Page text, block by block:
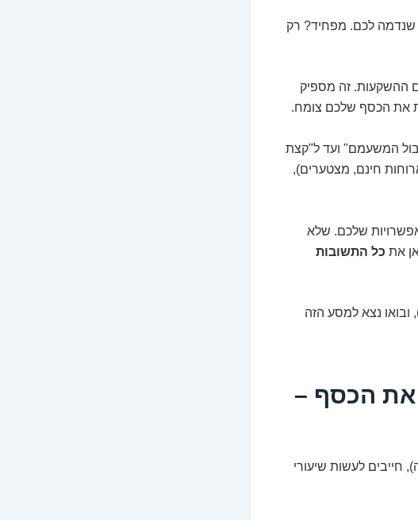
שנדמה לכם. מפחיד? רק
בעולם ההשקעות. זה מספיק
את הכסף שלכם צומח.
המשעמם" ועד ל"קצת
חינם, מצטערים),
שלכם. שלא
כל התשובות
ובואו נצא למסע הזה
את הכסף –
חייבים לעשות שיעורי